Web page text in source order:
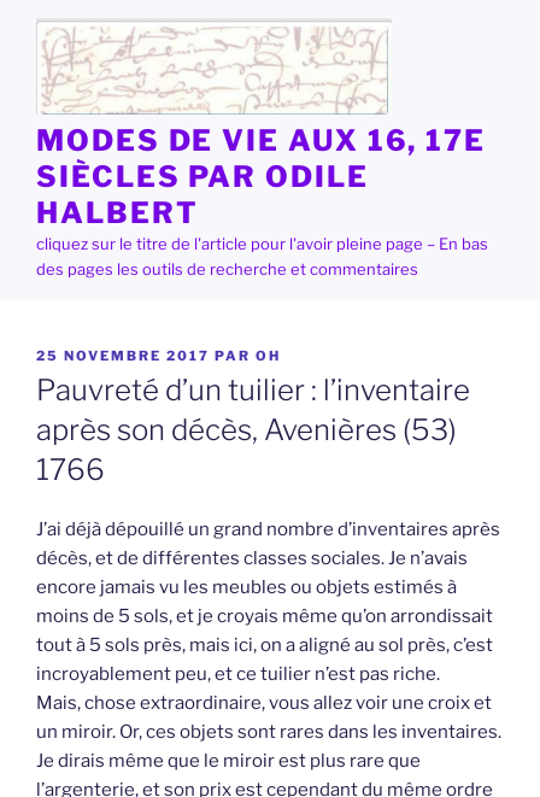
contenu
principal
MODES DE VIE AUX 16, 17E
SIÈCLES PAR ODILE
HALBERT
cliquez sur le titre de l'article pour l'avoir pleine page – En bas
des pages les outils de recherche et commentaires
PUBLIÉ
LE
25 NOVEMBRE 2017 PAR OH
Pauvreté d’un tuilier : l’inventaire
après son décès, Avenières (53)
1766
J’ai déjà dépouillé un grand nombre d’inventaires après
décès, et de différentes classes sociales. Je n’avais
encore jamais vu les meubles ou objets estimés à
moins de 5 sols, et je croyais même qu’on arrondissait
tout à 5 sols près, mais ici, on a aligné au sol près, c’est
incroyablement peu, et ce tuilier n’est pas riche.
Mais, chose extraordinaire, vous allez voir une croix et
un miroir. Or, ces objets sont rares dans les inventaires.
Je dirais même que le miroir est plus rare que
l’argenterie, et son prix est cependant du même ordre